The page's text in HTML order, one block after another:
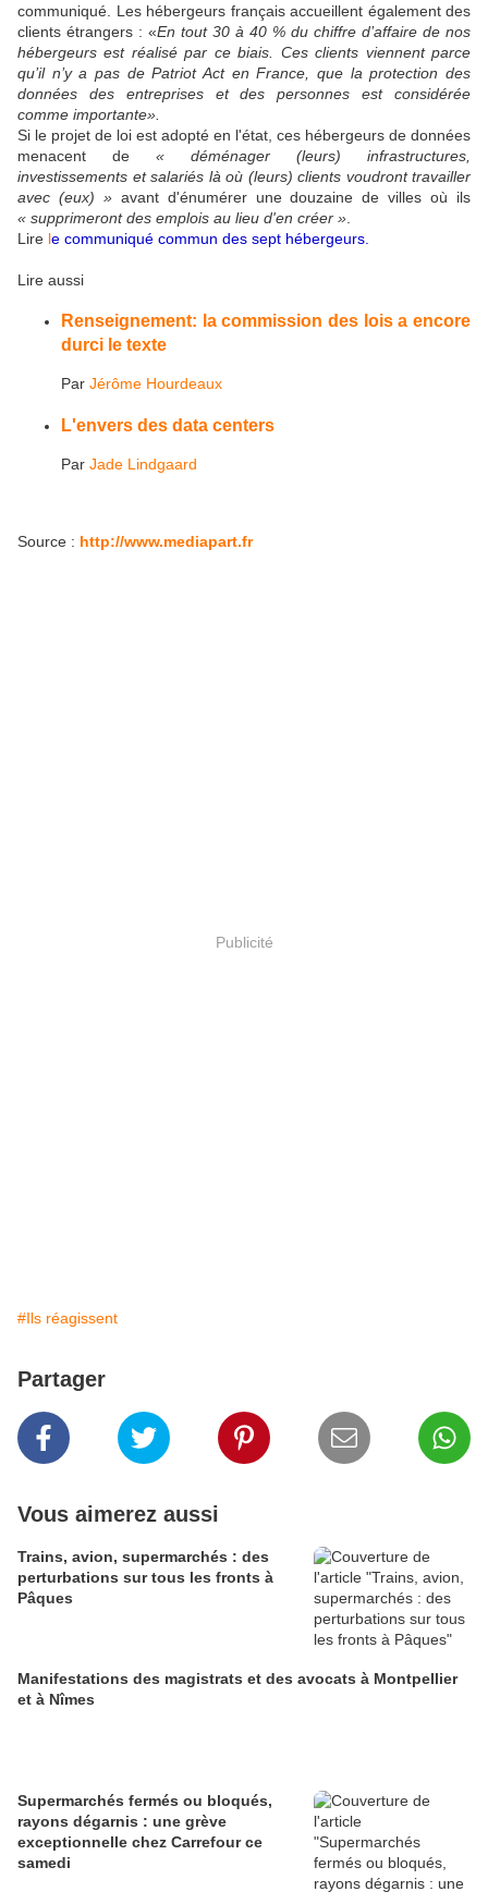
communiqué. Les hébergeurs français accueillent également des
clients étrangers : «En tout 30 à 40 % du chiffre d’affaire de nos
hébergeurs est réalisé par ce biais. Ces clients viennent parce
qu’il n’y a pas de Patriot Act en France, que la protection des
données des entreprises et des personnes est considérée
comme importante».
Si le projet de loi est adopté en l'état, ces hébergeurs de données
menacent de « déménager (leurs) infrastructures,
investissements et salariés là où (leurs) clients voudront travailler
avec (eux) »avant d'énumérer une douzaine de villes où ils
« supprimeront des emplois au lieu d'en créer »
Lire le communiqué commun des sept hébergeurs
Lire aussi
Renseignement: la commission des lois a encore
durci le texte
Par Jérôme Hourdeaux
L'envers des data centers
Par Jade Lindgaard
Source : http://www.mediapart.fr
Publicité
#Ils réagissent
Partager
Vous aimerez aussi
Trains, avion, supermarchés : des
perturbations sur tous les fronts à
Pâques
Manifestations des magistrats et des avocats à Montpellier
et à Nîmes
Supermarchés fermés ou bloqués,
rayons dégarnis : une grève
exceptionnelle chez Carrefour ce
samedi